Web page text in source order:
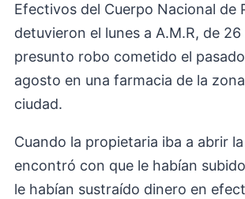
Efectivos del Cuerpo Nacional de
detuvieron el lunes a A.M.R, de
presunto robo cometido el
agosto en una farmacia de la
ciudad.
Cuando la propietaria iba a abrir
encontró con que le habían
le habían sustraído dinero en